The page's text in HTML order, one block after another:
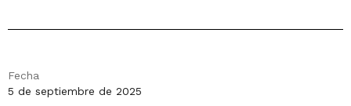
Fecha
5 de septiembre de 2025